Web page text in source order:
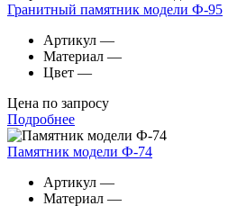
Гранитный памятник модели Ф-95
Артикул —
Материал —
Цвет —
Цена по запросу
Подробнее
Памятник модели Ф-74
Артикул —
Материал —